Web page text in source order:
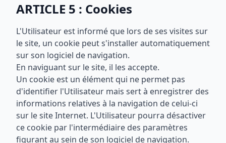
ARTICLE 5 : Cookies
L'Utilisateur est informé que lors de ses visites sur
le site, un cookie peut s'installer automatiquement
sur son logiciel de navigation.
En naviguant sur le site, il les accepte.
Un cookie est un élément qui ne permet pas
d'identifier l'Utilisateur mais sert à enregistrer des
informations relatives à la navigation de celui-ci
sur le site Internet. L'Utilisateur pourra désactiver
ce cookie par l'intermédiaire des paramètres
figurant au sein de son logiciel de navigation.